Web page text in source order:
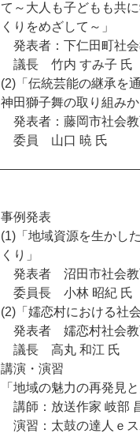
て～大人も子どもも共
くりをめざして～」
発表者：下仁田町社
議長 竹内 すみ子 氏
(2)「伝統芸能の継承を
神田獅子舞の取り組みか
発表者：藤岡市社会
委員 山口 暁 氏
事例発表
(1)「地域資源を生かし
くり」
発表者 沼田市社会教
委員長 小林 昭紀 氏
(2)「嬬恋村における社
発表者 嬬恋村社会教
議長 高丸 和江 氏
講演・演習
「地域の魅力の再発見
講師：放送作家 岐部
演習：太鼓の達人ｅス